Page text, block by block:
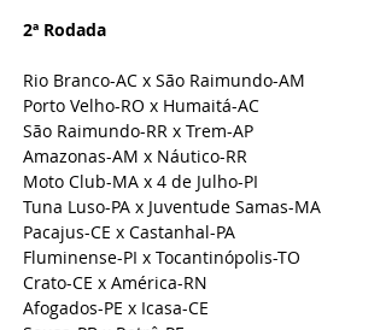
2ª Rodada
Rio Branco-AC x São Raimundo-AM
Porto Velho-RO x Humaitá-AC
São Raimundo-RR x Trem-AP
Amazonas-AM x Náutico-RR
Moto Club-MA x 4 de Julho-PI
Tuna Luso-PA x Juventude Samas-MA
Pacajus-CE x Castanhal-PA
Fluminense-PI x Tocantinópolis-TO
Crato-CE x América-RN
Afogados-PE x Icasa-CE